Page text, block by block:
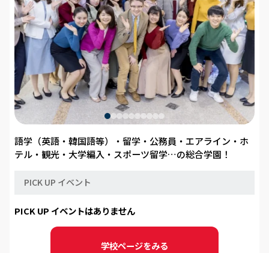
語学（英語・韓国語等）・留学・公務員・エアライン・ホ
テル・観光・大学編入・スポーツ留学…の総合学園！
PICK UP イベント
PICK UP イベントはありません
学校ページをみる
イベント
すべて オープンキャンパス 学校説明会
体験入学 相談会 個別相談会
一般イベント 定期イベント 大型イベント
その他
来校型のみ オンライン・来校型